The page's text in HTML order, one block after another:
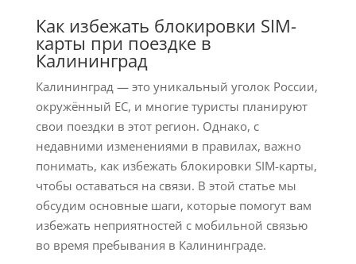
Как избежать блокировки SIM-
карты при поездке в
Калининград
Калининград — это уникальный уголок России,
окружённый ЕС, и многие туристы планируют
свои поездки в этот регион. Однако, с
недавними изменениями в правилах, важно
понимать, как избежать блокировки SIM-карты,
чтобы оставаться на связи. В этой статье мы
обсудим основные шаги, которые помогут вам
избежать неприятностей с мобильной связью
во время пребывания в Калининграде.